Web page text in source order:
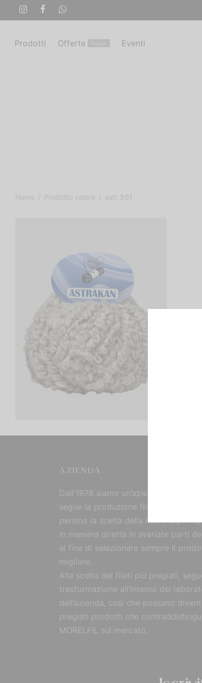
Prodotti Offerte Eventi
Home / Prodotto colore / astr_561
Astrakan
2,50
AZIENDA
Dall’1978 siamo un’azienda
segue la produzione fin dall’origine,
persino la scelta della materia
in maniera diretta in svariate parti
al fine di selezionare sempre il
migliore.
Alla scelta dei filati più pregiati,
trasformazione all’interno dei
dell’azienda, così che possano
pregiati prodotti che
MORELFIL sul mercato.